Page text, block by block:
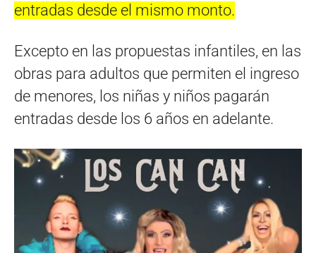
entradas desde el mismo monto.
Excepto en las propuestas infantiles, en las
obras para adultos que permiten el ingreso
de menores, los niñas y niños pagarán
entradas desde los 6 años en adelante.